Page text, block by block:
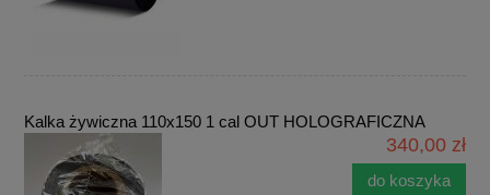
Kalka żywiczna 110x150 1 cal OUT HOLOGRAFICZNA
340,00 zł
do koszyka